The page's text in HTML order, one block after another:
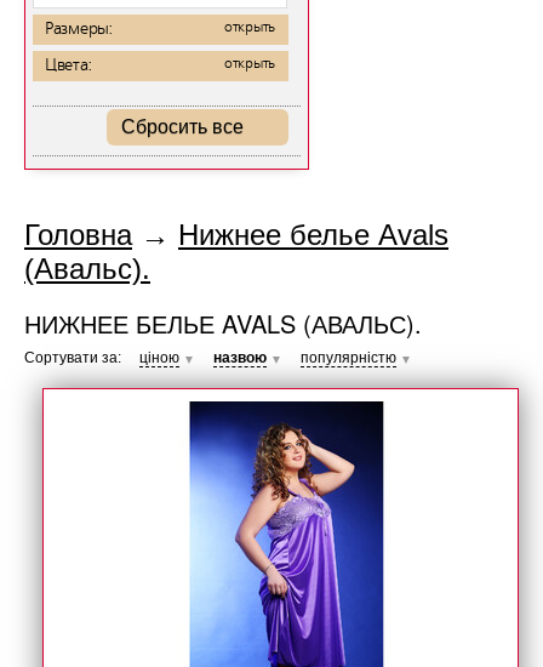
Размеры: открыть
Цвета: открыть
Сбросить все
Головна→ Нижнее белье Avals
(Авальс).
НИЖНЕЕ БЕЛЬЕ AVALS (АВАЛЬС).
Сортувати за: ціною ▼ назвою ▼ популярністю ▼